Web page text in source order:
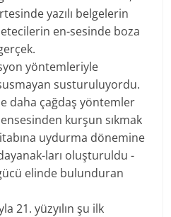
yazılı belgelerin
en-sesinde boza
yöntemleriyle
susturuluyordu.
daha çağdaş yöntemler
kurşun sıkmak
uydurma dönemine
ları oluşturuldu -
elinde bulunduran
21. yüzyılın şu ilk